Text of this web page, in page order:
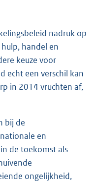
nadruk op
handel en
keuze voor
echt een verschil kan
in 2014 vruchten af,
bij de
en
de toekomst als
ongelijkheid,